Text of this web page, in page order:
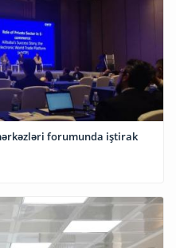
forumunda iştirak